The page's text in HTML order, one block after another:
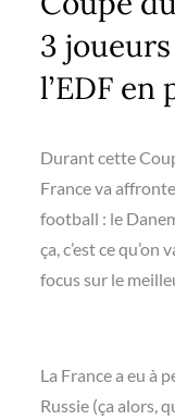
3
l’EDF en
Durant cette
France va
football : le
ça, c’est ce
focus sur le
La France a eu à
Russie (ça alors,